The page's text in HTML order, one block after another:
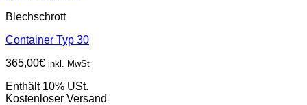
Blechschrott
Container Typ 30
365,00€ inkl. MwSt
Enthält 10% USt.
Kostenloser Versand